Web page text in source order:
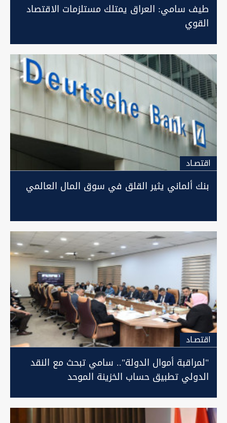
طيف سامي: العراق يمتلك مستلزمات الاقتصاد
القوي
اقتصـاد
بنك ألماني يثير القلق في سوق المال العالمي
اقتصـاد
"لمراقبة أموال الدولة".. سامي تبحث مع النقد
الدولي تطبيق حساب الخزينة الموحد